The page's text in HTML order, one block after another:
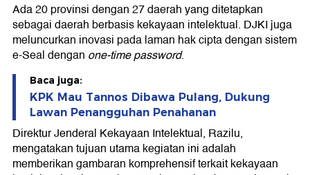
Ada 20 provinsi dengan 27 daerah yang ditetapkan
sebagai daerah berbasis kekayaan intelektual. DJKI juga
meluncurkan inovasi pada laman hak cipta dengan sistem
e-Seal dengan one-time password.
Baca juga:
KPK Mau Tannos Dibawa Pulang, Dukung
Lawan Penangguhan Penahanan
Direktur Jenderal Kekayaan Intelektual, Razilu,
mengatakan tujuan utama kegiatan ini adalah
memberikan gambaran komprehensif terkait kekayaan